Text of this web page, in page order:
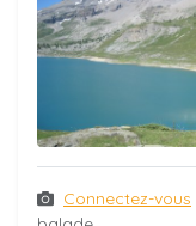
Connectez-vous